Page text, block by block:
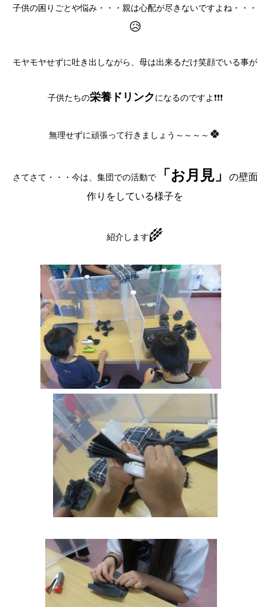
子供の困りごとや悩み・・・親は心配が尽きないですよね・・・
😥
モヤモヤせずに吐き出しながら、母は出来るだけ笑顔でいる事が
子供たちの栄養ドリンクになるのですよ❗❗❗
無理せずに頑張って行きましょう～～～～ 🍀
さてさて・・・今は、集団での活動で「お月見」
の壁面
作りをしている様子を
紹介します🌾